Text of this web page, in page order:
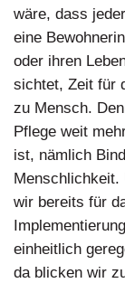
wäre, dass
eine
oder ihren
sichtet, Zeit für
zu Mensch.
Pflege weit
ist, nämlich
Menschlichkeit.
wir bereits für
einheitlich
da blicken wir